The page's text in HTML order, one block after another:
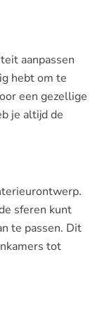
aanpassen
hebt om te
een gezellige
je altijd de
sferen kunt
te passen. Dit
tot